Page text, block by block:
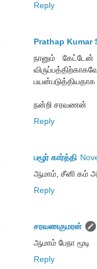
Reply
Prathap Kumar
நானும் கேட்டேன்
நன்றி சரவணன்
Reply
பழூர் கார்த்தி
ஆமாம், சீனி கம்
Reply
சரவணகுமரன்
ஆமாம் பேநா மூடி
Reply